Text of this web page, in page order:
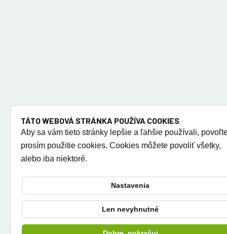
TÁTO WEBOVÁ STRÁNKA POUŽÍVA COOKIES
Aby sa vám tieto stránky lepšie a ľahšie používali,
prosím použitie cookies. Cookies môžete povoliť všetky,
alebo iba niektoré.
Nastavenia
Len nevyhnutné